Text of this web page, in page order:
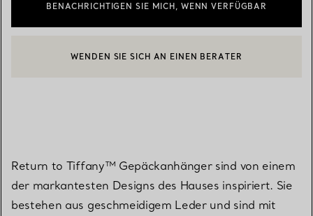
BENACHRICHTIGEN SIE MICH, WENN VERFÜGBAR
EINEN KUNDENBERATER KONTAKTIEREN ODER EINEN
WENDEN SIE SICH AN EINEN BERATER
Return to Tiffany™ Gepäckanhänger sind von einem
der markantesten Designs des Hauses inspiriert. Sie
bestehen aus geschmeidigem Leder und sind mit